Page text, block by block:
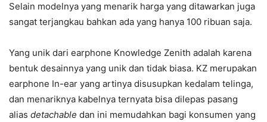
Selain modelnya yang menarik harga yang ditawarkan juga
sangat terjangkau bahkan ada yang hanya 100 ribuan saja.
Yang unik dari earphone Knowledge Zenith adalah karena
bentuk desainnya yang unik dan tidak biasa. KZ merupakan
earphone In-ear yang artinya disusupkan kedalam telinga,
dan menariknya kabelnya ternyata bisa dilepas pasang
alias detachable dan ini memudahkan bagi konsumen yang